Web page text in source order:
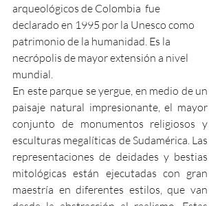
arqueológicos de Colombia  fue
declarado en 1995 por la Unesco como
patrimonio de la humanidad. Es la
necrópolis de mayor extensión a nivel
mundial.
En este parque se yergue, en medio de un
paisaje natural impresionante, el mayor
conjunto de monumentos religiosos y
esculturas megalíticas de Sudamérica. Las
representaciones de deidades y bestias
mitológicas están ejecutadas con gran
maestría en diferentes estilos, que van